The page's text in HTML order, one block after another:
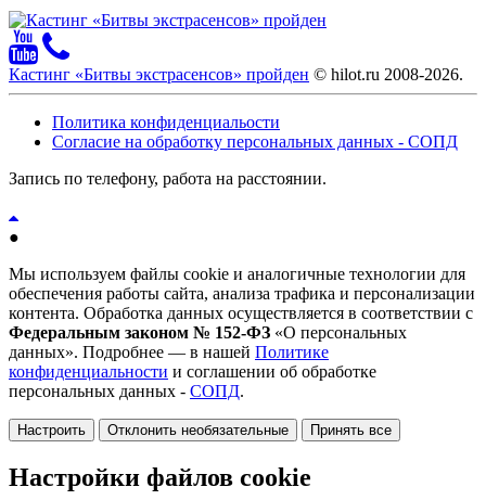
Кастинг «Битвы экстрасенсов» пройден © hilot.ru 2008-2026.
Политика конфиденциальости
Согласие на обработку персональных данных - СОПД
Запись по телефону, работа на расстоянии.
●
Мы используем файлы cookie и аналогичные технологии для
обеспечения работы сайта, анализа трафика и персонализации
контента. Обработка данных осуществляется в соответствии с
Федеральным законом № 152-ФЗ «О персональных
данных». Подробнее — в нашей Политике
конфиденциальности и соглашении об обработке
персональных данных - СОПД.
Настроить Отклонить необязательные Принять все
Настройки файлов cookie